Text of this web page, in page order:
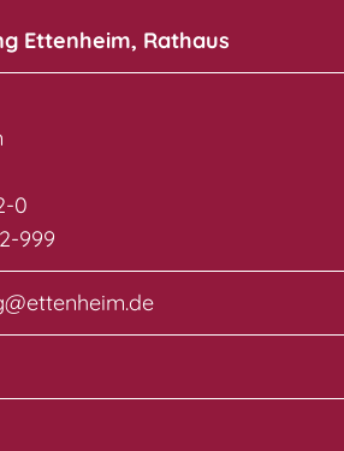
Ettenheim, Rathaus
0
999